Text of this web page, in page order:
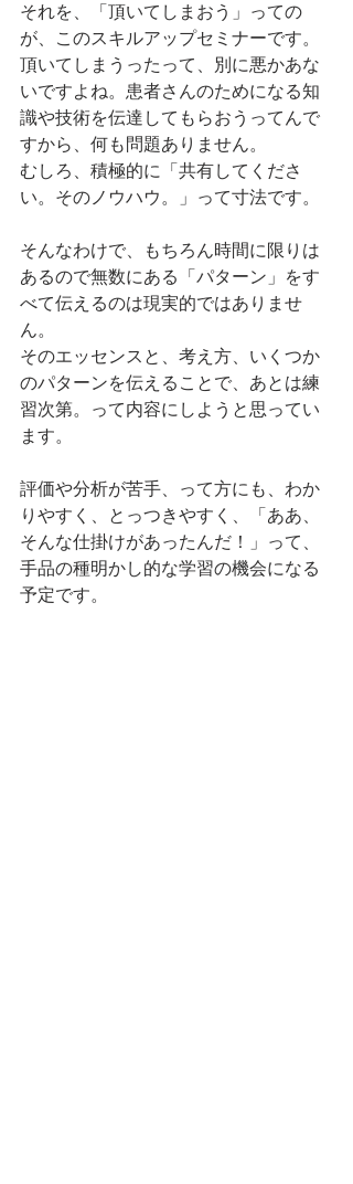
それを、「頂いてしまおう」っての
が、このスキルアップセミナーです。
頂いてしまうったって、別に悪かあな
いですよね。患者さんのためになる知
識や技術を伝達してもらおうってんで
すから、何も問題ありません。
むしろ、積極的に「共有してくださ
い。そのノウハウ。」って寸法です。
そんなわけで、もちろん時間に限りは
あるので無数にある「パターン」をす
べて伝えるのは現実的ではありませ
ん。
そのエッセンスと、考え方、いくつか
のパターンを伝えることで、あとは練
習次第。って内容にしようと思ってい
ます。
評価や分析が苦手、って方にも、わか
りやすく、とっつきやすく、「ああ、
そんな仕掛けがあったんだ！」って、
手品の種明かし的な学習の機会になる
予定です。